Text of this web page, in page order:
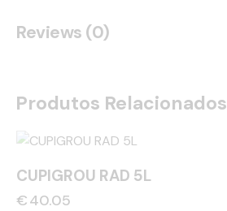
Reviews (0)
Produtos Relacionados
CUPIGROU RAD 5L
€40.05